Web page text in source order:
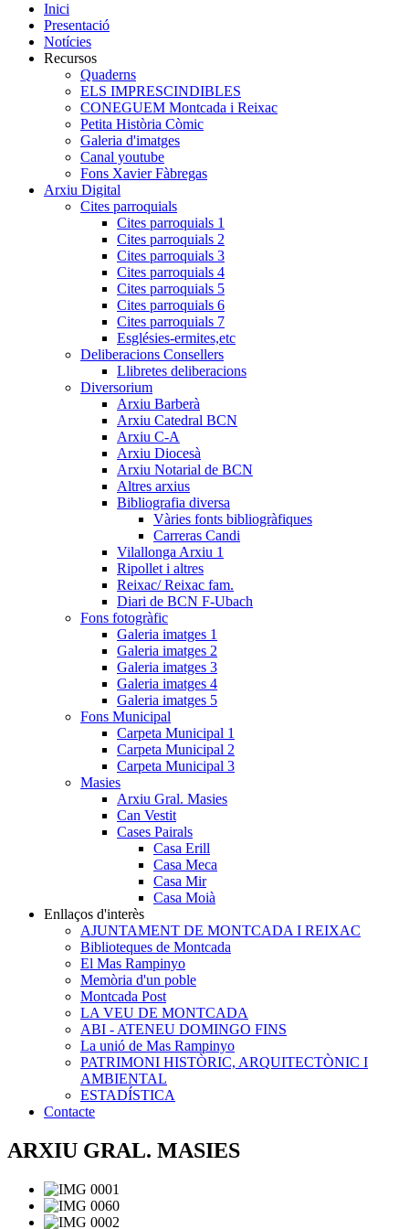
Inici
Presentació
Notícies
Recursos
Quaderns
ELS IMPRESCINDIBLES
CONEGUEM Montcada i Reixac
Petita Història Còmic
Galeria d'imatges
Canal youtube
Fons Xavier Fàbregas
Arxiu Digital
Cites parroquials
Cites parroquials 1
Cites parroquials 2
Cites parroquials 3
Cites parroquials 4
Cites parroquials 5
Cites parroquials 6
Cites parroquials 7
Esglésies-ermites,etc
Deliberacions Consellers
Llibretes deliberacions
Diversorium
Arxiu Barberà
Arxiu Catedral BCN
Arxiu C-A
Arxiu Diocesà
Arxiu Notarial de BCN
Altres arxius
Bibliografia diversa
Vàries fonts bibliogràfiques
Carreras Candi
Vilallonga Arxiu 1
Ripollet i altres
Reixac/ Reixac fam.
Diari de BCN F-Ubach
Fons fotogràfic
Galeria imatges 1
Galeria imatges 2
Galeria imatges 3
Galeria imatges 4
Galeria imatges 5
Fons Municipal
Carpeta Municipal 1
Carpeta Municipal 2
Carpeta Municipal 3
Masies
Arxiu Gral. Masies
Can Vestit
Cases Pairals
Casa Erill
Casa Meca
Casa Mir
Casa Moià
Enllaços d'interès
AJUNTAMENT DE MONTCADA I REIXAC
Biblioteques de Montcada
El Mas Rampinyo
Memòria d'un poble
Montcada Post
LA VEU DE MONTCADA
ABI - ATENEU DOMINGO FINS
La unió de Mas Rampinyo
PATRIMONI HISTÒRIC, ARQUITECTÒNIC I
AMBIENTAL
ESTADÍSTICA
Contacte
ARXIU GRAL. MASIES